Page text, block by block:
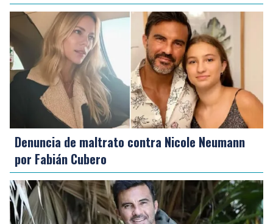
Denuncia de maltrato contra Nicole Neumann
por Fabián Cubero